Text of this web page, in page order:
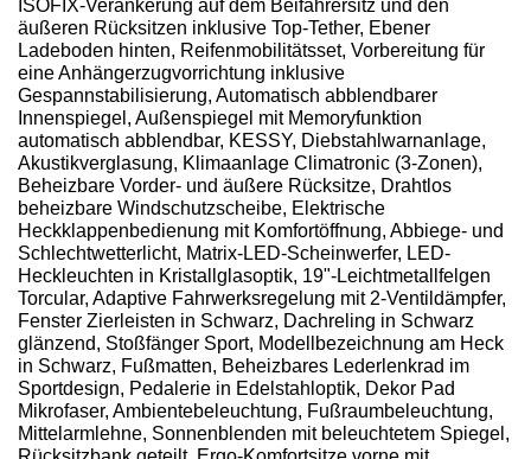
ISOFIX-Verankerung auf dem Beifahrersitz und den
äußeren Rücksitzen inklusive Top-Tether, Ebener
Ladeboden hinten, Reifenmobilitätsset, Vorbereitung für
eine Anhängerzugvorrichtung inklusive
Gespannstabilisierung, Automatisch abblendbarer
Innenspiegel, Außenspiegel mit Memoryfunktion
automatisch abblendbar, KESSY, Diebstahlwarnanlage,
Akustikverglasung, Klimaanlage Climatronic (3-Zonen),
Beheizbare Vorder- und äußere Rücksitze, Drahtlos
beheizbare Windschutzscheibe, Elektrische
Heckklappenbedienung mit Komfortöffnung, Abbiege- und
Schlechtwetterlicht, Matrix-LED-Scheinwerfer, LED-
Heckleuchten in Kristallglasoptik, 19"-Leichtmetallfelgen
Torcular, Adaptive Fahrwerksregelung mit 2-Ventildämpfer,
Fenster Zierleisten in Schwarz, Dachreling in Schwarz
glänzend, Stoßfänger Sport, Modellbezeichnung am Heck
in Schwarz, Fußmatten, Beheizbares Lederlenkrad im
Sportdesign, Pedalerie in Edelstahloptik, Dekor Pad
Mikrofaser, Ambientebeleuchtung, Fußraumbeleuchtung,
Mittelarmlehne, Sonnenblenden mit beleuchtetem Spiegel,